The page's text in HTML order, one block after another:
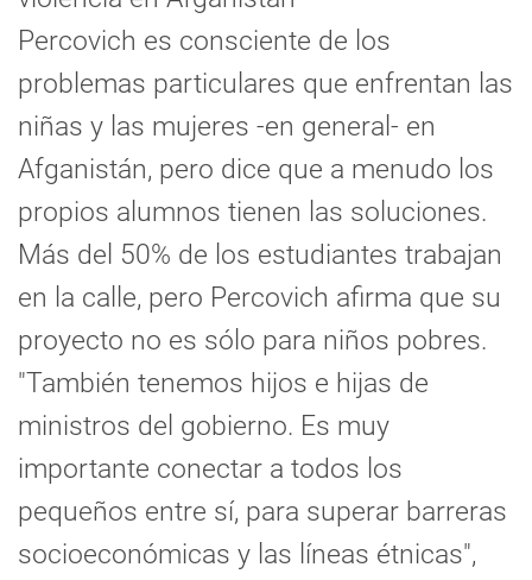
Percovich es consciente de los
problemas particulares que enfrentan las
niñas y las mujeres -en general- en
Afganistán, pero dice que a menudo los
propios alumnos tienen las soluciones.
Más del 50% de los estudiantes trabajan
en la calle, pero Percovich afirma que su
proyecto no es sólo para niños pobres.
"También tenemos hijos e hijas de
ministros del gobierno. Es muy
importante conectar a todos los
pequeños entre sí, para superar barreras
socioeconómicas y las líneas étnicas",